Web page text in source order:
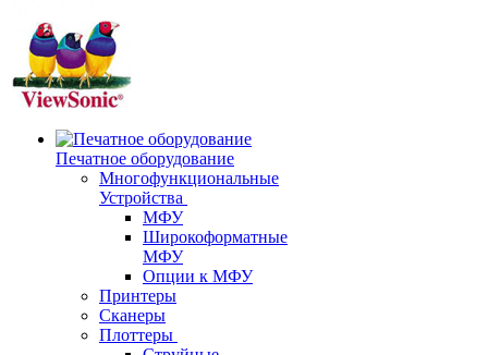
Печатное оборудование
Многофункциональные
Устройства
МФУ
Широкоформатные
МФУ
Опции к МФУ
Принтеры
Сканеры
Плоттеры